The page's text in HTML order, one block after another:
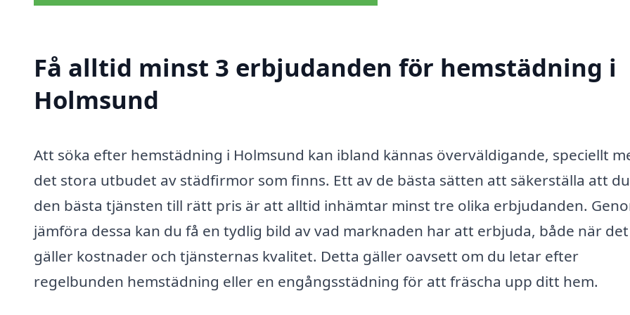
Få alltid minst 3 erbjudanden för hemstädning i
Holmsund
Att söka efter hemstädning i Holmsund kan ibland kännas överväldigande, speciellt
det stora utbudet av städfirmor som finns. Ett av de bästa sätten att säkerställa att
den bästa tjänsten till rätt pris är att alltid inhämtar minst tre olika erbjudanden.
jämföra dessa kan du få en tydlig bild av vad marknaden har att erbjuda, både när det
gäller kostnader och tjänsternas kvalitet. Detta gäller oavsett om du letar efter
regelbunden hemstädning eller en engångsstädning för att fräscha upp ditt hem.